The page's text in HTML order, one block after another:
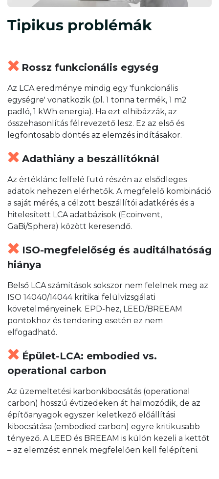
Tipikus problémák
Rossz funkcionális egység
Az LCA eredménye mindig egy 'funkcionális
egységre' vonatkozik (pl. 1 tonna termék, 1 m2
padló, 1 kWh energia). Ha ezt elhibázzák, az
összehasonlítás félrevezető lesz. Ez az első és
legfontosabb döntés az elemzés indításakor.
Adathiány a beszállítóknál
Az értéklánc felfelé futó részén az elsődleges
adatok nehezen elérhetők. A megfelelő kombináció
a saját mérés, a célzott beszállítói adatkérés és a
hitelesített LCA adatbázisok (Ecoinvent,
GaBi/Sphera) között keresendő.
ISO-megfelelőség és auditálhatóság
hiánya
Belső LCA számítások sokszor nem felelnek meg az
ISO 14040/14044 kritikai felülvizsgálati
követelményeinek. EPD-hez, LEED/BREEAM
pontokhoz és tendering esetén ez nem
elfogadható.
Épület-LCA: embodied vs.
operational carbon
Az üzemeltetési karbonkibocsátás (operational
carbon) hosszú évtizedeken át halmozódik, de az
építőanyagok egyszer keletkező előállítási
kibocsátása (embodied carbon) egyre kritikusabb
tényező. A LEED és BREEAM is külön kezeli a kettőt
– az elemzést ennek megfelelően kell felépíteni.